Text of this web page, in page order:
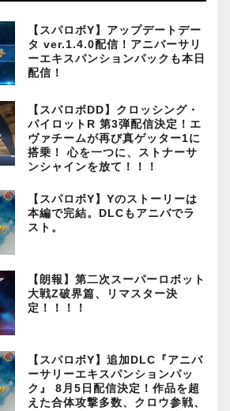
【スパロボY】アップデートデー
タ ver.1.4.0配信！アニバーサリ
ーエキスパンションパックも本日
配信！
【スパロボDD】クロッシング・
パイロットR 第3弾配信決定！エ
ヴァチームが再び真ゲッター1に
搭乗！ 心を一つに、ストナーサ
ンシャインを放て！！！
【スパロボY】Yのストーリーは
本編で完結。DLCもアニバでラ
スト。
【朗報】第二次スーパーロボット
大戦Z破界篇、リマスター決
定！！！！
【スパロボY】追加DLC『アニバ
ーサリーエキスパンションパッ
ク』 8月5日配信決定！作品を超
えた合体攻撃多数、クロウ参戦、